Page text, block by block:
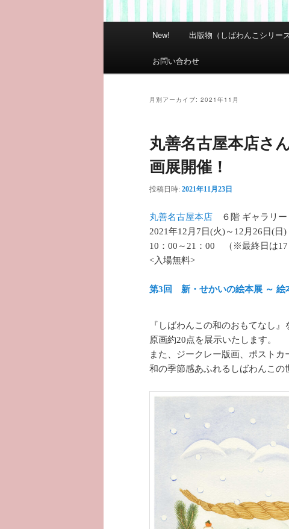
メ
New! 出版物（しばわんこシリーズ
お問い合わせ
月別アーカイブ: 2021年11月
丸善名古屋本店さ
画展開催！
投稿日時: 2021年11月23日
丸善名古屋本店 ６階 ギャラリー
2021年12月7日(火)～12月26日(
10：00～21：00 （※最終日は17
<入場無料>
第3回 新・せかいの絵本展 ～ 絵
『しばわんこの和のおもてなし
原画約20点を展示いたします。
また、ジークレー版画、ポストカ
和の季節感あふれるしばわんこの